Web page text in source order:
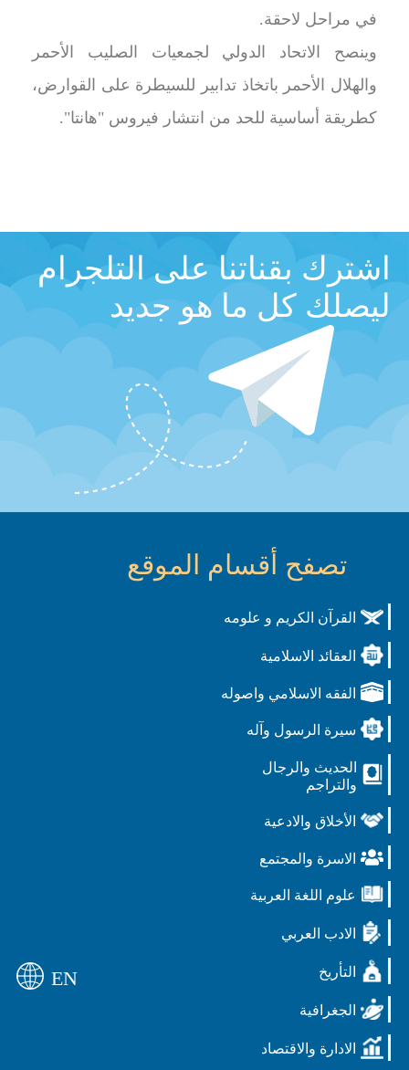
في مراحل لاحقة.
وينصح الاتحاد الدولي لجمعيات الصليب الأحمر
والهلال الأحمر باتخاذ تدابير للسيطرة على القوارض،
كطريقة أساسية للحد من انتشار فيروس "هانتا".
اشترك بقناتنا على التلجرام
ليصلك كل ما هو جديد
تصفح أقسام الموقع
القرآن الكريم و علومه
العقائد الاسلامية
الفقه الاسلامي واصوله
سيرة الرسول وآله
الحديث والرجال
والتراجم
الأخلاق والادعية
الاسرة والمجتمع
علوم اللغة العربية
الادب العربي
التأريخ
الجغرافية
الادارة والاقتصاد
EN